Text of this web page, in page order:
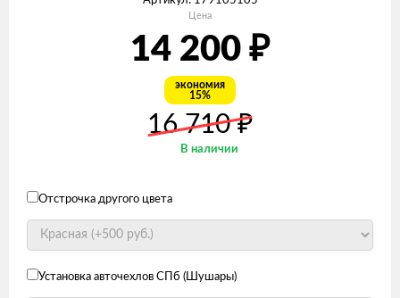
Цена
14 200 ₽
экономия
15%
16 710₽
В наличии
Отстрочка другого цвета
Установка авточехлов СПб (Шушары)